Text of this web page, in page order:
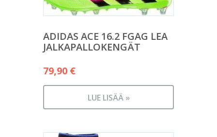
ADIDAS ACE 16.2 FGAG LEA
JALKAPALLOKENGÄT
79,90 €
LUE LISÄÄ »